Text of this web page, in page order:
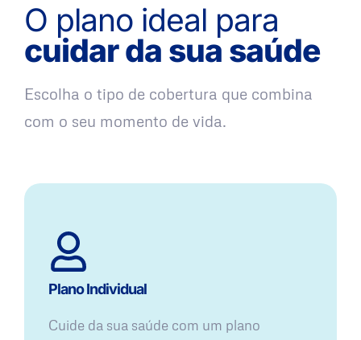
O plano ideal para
cuidar da sua saúde
Escolha o tipo de cobertura que combina
com o seu momento de vida.
Plano Individual
Cuide da sua saúde com um plano